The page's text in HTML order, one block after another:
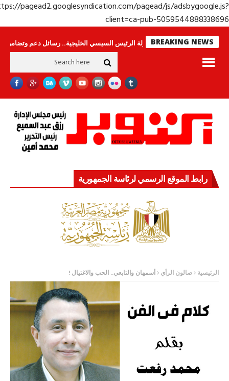
https://pagead2.googlesyndication.com/pagead/js/
client=ca-pub-
BREAKING NEWS
لا ينامون جولة الرئيس السيسي الخليجية.. رسائل دعم وتضامن للأشقاء
رابط الموقع الرسمي لرئاسة الجمهورية
الرئيسية صالون الرأي أسمهان والتابعي.. الحب والاغتيال !